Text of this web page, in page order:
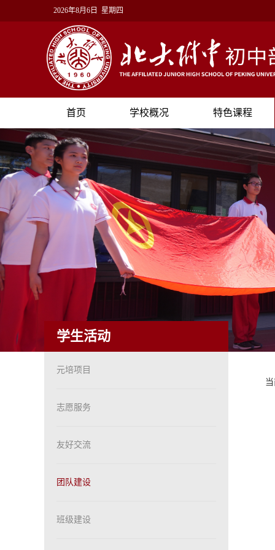
2026年8月6日 星期四
首页 学校概况 特色课程
学生活动
元培项目
志愿服务
友好交流
团队建设
班级建设